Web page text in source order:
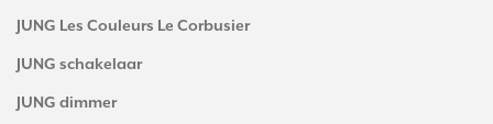
JUNG Les Couleurs Le Corbusier
JUNG schakelaar
JUNG dimmer